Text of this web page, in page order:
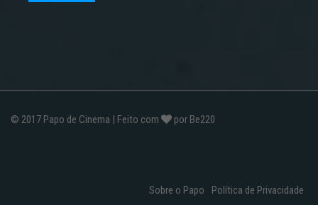
© 2017 Papo de Cinema | Feito com por Be220
Sobre o Papo Política de Privacidade